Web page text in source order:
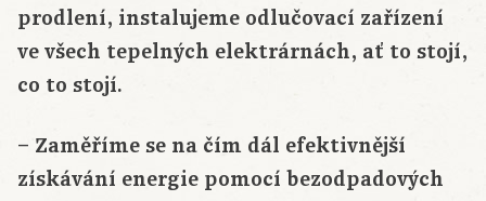
prodlení, instalujeme odlučovací zařízení
ve všech tepelných elektrárnách, ať to stojí,
co to stojí.
– Zaměříme se na čím dál efektivnější
získávání energie pomocí bezodpadových